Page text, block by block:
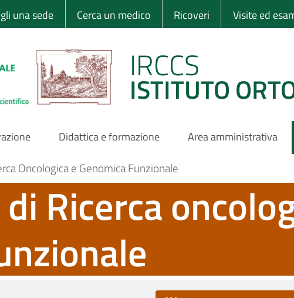
Ortopedico
una sede Cerca un medico Ricoveri Visite ed
IRCCS
ISTITUTO
Didattica e formazione Area amministrativa
Oncologica e Genomica Funzionale
Ricerca